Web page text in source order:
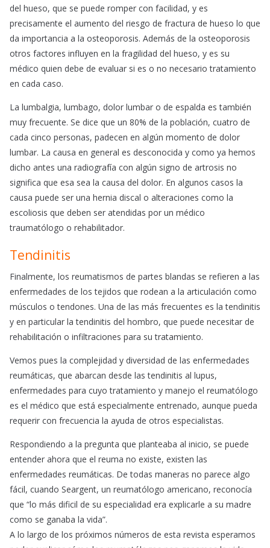
del hueso, que se puede romper con facilidad, y es
precisamente el aumento del riesgo de fractura de hueso lo que
da importancia a la osteoporosis. Además de la osteoporosis
otros factores influyen en la fragilidad del hueso, y es su
médico quien debe de evaluar si es o no necesario tratamiento
en cada caso.
La lumbalgia, lumbago, dolor lumbar o de espalda es también
muy frecuente. Se dice que un 80% de la población, cuatro de
cada cinco personas, padecen en algún momento de dolor
lumbar. La causa en general es desconocida y como ya hemos
dicho antes una radiografía con algún signo de artrosis no
significa que esa sea la causa del dolor. En algunos casos la
causa puede ser una hernia discal o alteraciones como la
escoliosis que deben ser atendidas por un médico
traumatólogo o rehabilitador.
Tendinitis
Finalmente, los reumatismos de partes blandas se refieren a las
enfermedades de los tejidos que rodean a la articulación como
músculos o tendones. Una de las más frecuentes es la tendinitis
y en particular la tendinitis del hombro, que puede necesitar de
rehabilitación o infiltraciones para su tratamiento.
Vemos pues la complejidad y diversidad de las enfermedades
reumáticas, que abarcan desde las tendinitis al lupus,
enfermedades para cuyo tratamiento y manejo el reumatólogo
es el médico que está especialmente entrenado, aunque pueda
requerir con frecuencia la ayuda de otros especialistas.
Respondiendo a la pregunta que planteaba al inicio, se puede
entender ahora que el reuma no existe, existen las
enfermedades reumáticas. De todas maneras no parece algo
fácil, cuando Seargent, un reumatólogo americano, reconocía
que “lo más dificil de su especialidad era explicarle a su madre
como se ganaba la vida”.
A lo largo de los próximos números de esta revista esperamos